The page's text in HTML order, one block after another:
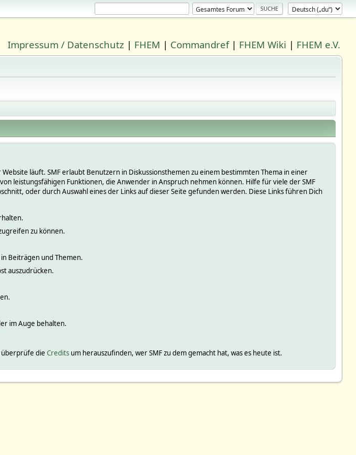
Impressum / Datenschutz | FHEM | Commandref| FHEM Wiki | FHEM e.V.
läuft. SMF erlaubt Benutzern in Diskussionsthemen zu einem bestimmten Thema in einer
leistungsfähigen Funktionen, die Anwender in Anspruch nehmen können. Hilfe für viele der SMF
oder durch Auswahl eines der Links auf dieser Seite gefunden werden. Diese Links führen Dich
zu können.
Beiträgen und Themen.
auszudrücken.
im Auge behalten.
die Creditsum herauszufinden, wer SMF zu dem gemacht hat, was es heute ist.